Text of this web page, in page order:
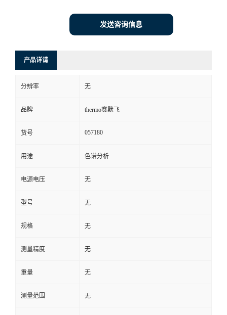
发送咨询信息
产品详请
分辨率 无
品牌 thermo赛默飞
货号 057180
用途 色谱分析
电源电压 无
型号 无
规格 无
测量精度 无
重量 无
测量范围 无